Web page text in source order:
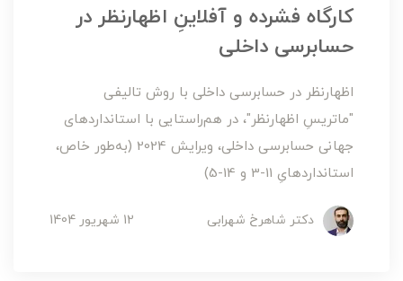
کارگاه فشرده و آفلاینِ اظهارنظر در
حسابرسی داخلی
اظهارنظر در حسابرسی داخلی با روش تالیفی
"ماتریسِ اظهارنظر"، در هم‌راستایی با استانداردهای
جهانی حسابرسی داخلی، ویرایش 2024 (به‌طور خاص،
استانداردهایِ 11-3 و 14-5)
دکتر شاهرخ شهرابی 12 شهریور 1404